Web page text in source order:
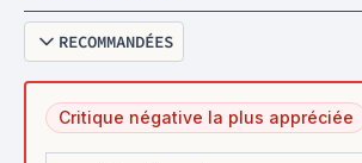
RECOMMANDÉES
Critique négative la plus appréciée